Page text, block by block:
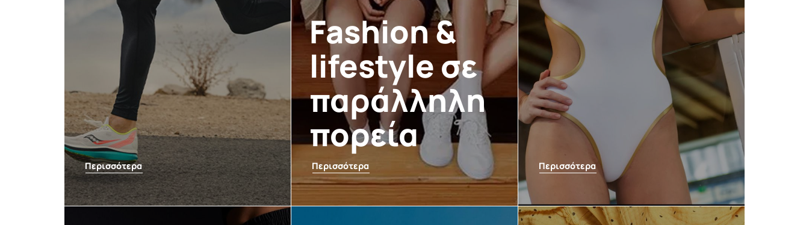
Περισσότερα
Fashion &
lifestyle σε
παράλληλη
πορεία
Περισσότερα Περισσότερα